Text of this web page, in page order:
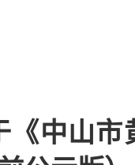
《中山市